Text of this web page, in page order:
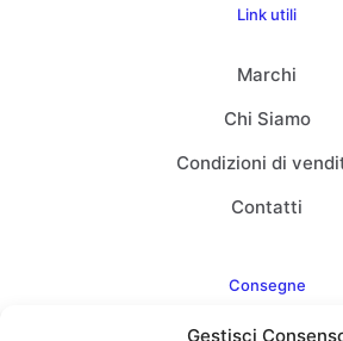
Gestisci
Link utili
Marchi
Chi Siamo
Condizioni di
Contatti
Consegne